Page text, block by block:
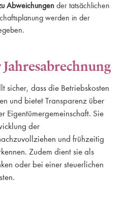
Abweichungen der tatsächlichen
werden in der
sicher, dass die Betriebskosten
und bietet Transparenz über
Eigentümergemeinschaft. Sie
der
und frühzeitig
Zudem dient sie als
oder bei einer steuerlichen